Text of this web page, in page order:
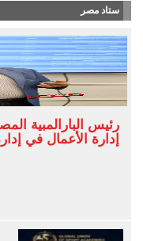
ستاد مصر
رئيس البارالمبية
إدارة الأعمال في